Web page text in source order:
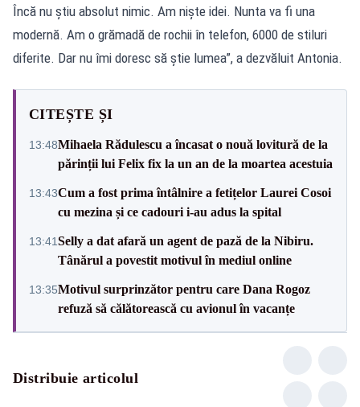
Încă nu știu absolut nimic. Am niște idei. Nunta va fi una
modernă. Am o grămadă de rochii în telefon, 6000 de stiluri
diferite. Dar nu îmi doresc să știe lumea”, a dezvăluit Antonia.
CITEȘTE ȘI
13:48Mihaela Rădulescu a încasat o nouă lovitură de la
părinții lui Felix fix la un an de la moartea acestuia
13:43Cum a fost prima întâlnire a fetițelor Laurei Cosoi
cu mezina și ce cadouri i-au adus la spital
13:41Selly a dat afară un agent de pază de la Nibiru.
Tânărul a povestit motivul în mediul online
13:35Motivul surprinzător pentru care Dana Rogoz
refuză să călătorească cu avionul în vacanțe
Distribuie articolul